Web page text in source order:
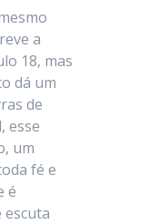
a
18, mas
dá um
de
esse
um
fé e
é